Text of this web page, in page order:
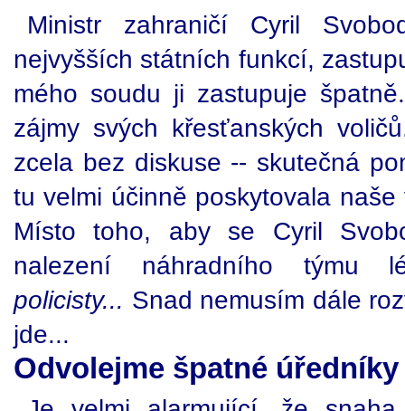
Ministr zahraničí Cyril
nejvyšších státních funkcí,
mého soudu ji zastupuje
zájmy svých křesťanských
zcela bez diskuse -- skutečná
tu velmi účinně poskytovala
Místo toho, aby se Cyril
nalezení náhradního týmu
policisty... Snad nemusím dále
jde...
Odvolejme špatné